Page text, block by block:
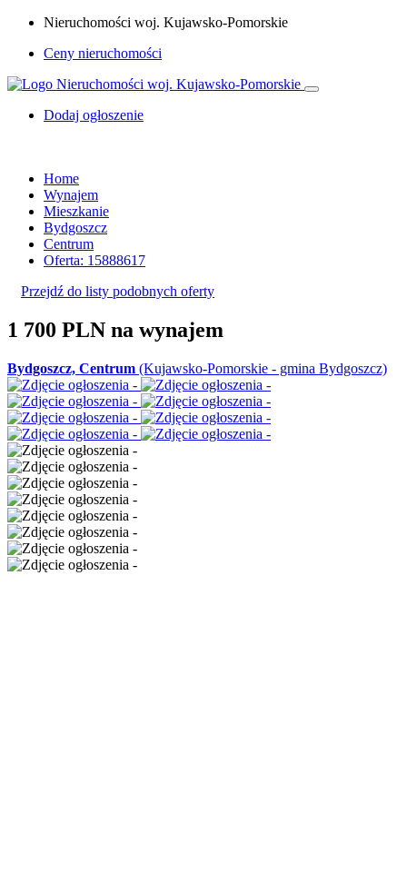
Nieruchomości woj. Kujawsko-Pomorskie
Ceny nieruchomości
Dodaj ogłoszenie
Home
Wynajem
Mieszkanie
Bydgoszcz
Centrum
Oferta: 15888617
Przejdź do listy podobnych oferty
1 700 PLN na wynajem
Bydgoszcz, Centrum (Kujawsko-Pomorskie - gmina Bydgoszcz)